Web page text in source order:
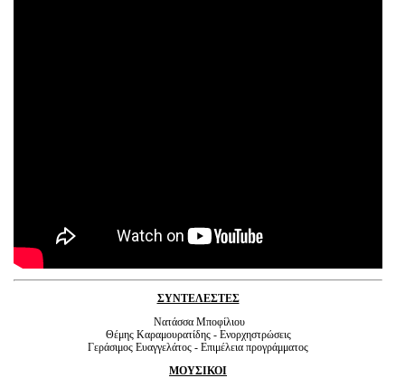
ΣΥΝΤΕΛΕΣΤΕΣ
Νατάσσα Μποφίλιου
Θέμης Καραμουρατίδης - Ενορχηστρώσεις
Γεράσιμος Ευαγγελάτος - Επιμέλεια προγράμματος
ΜΟΥΣΙΚΟΙ